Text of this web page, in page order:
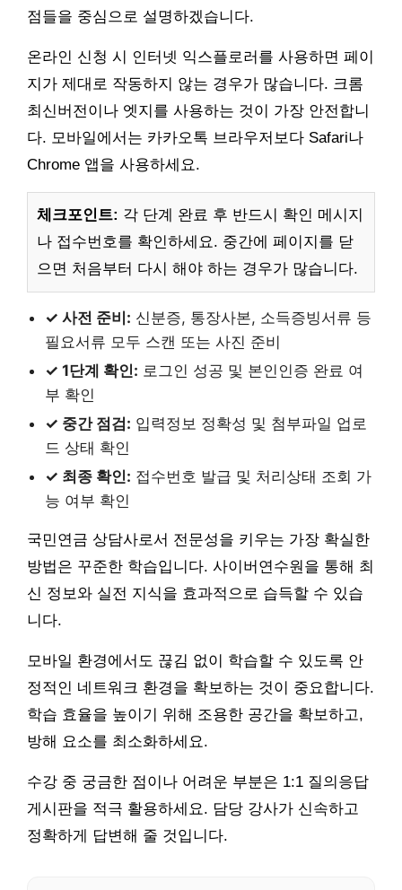
점들을 중심으로 설명하겠습니다.
온라인 신청 시 인터넷 익스플로러를 사용하면 페이
지가 제대로 작동하지 않는 경우가 많습니다. 크롬
최신버전이나 엣지를 사용하는 것이 가장 안전합니
다. 모바일에서는 카카오톡 브라우저보다 Safari나
Chrome 앱을 사용하세요.
체크포인트: 각 단계 완료 후 반드시 확인 메시지
나 접수번호를 확인하세요. 중간에 페이지를 닫
으면 처음부터 다시 해야 하는 경우가 많습니다.
✓ 사전 준비: 신분증, 통장사본, 소득증빙서류 등
필요서류 모두 스캔 또는 사진 준비
✓ 1단계 확인: 로그인 성공 및 본인인증 완료 여
부 확인
✓ 중간 점검: 입력정보 정확성 및 첨부파일 업로
드 상태 확인
✓ 최종 확인: 접수번호 발급 및 처리상태 조회 가
능 여부 확인
국민연금 상담사로서 전문성을 키우는 가장 확실한
방법은 꾸준한 학습입니다. 사이버연수원을 통해 최
신 정보와 실전 지식을 효과적으로 습득할 수 있습
니다.
모바일 환경에서도 끊김 없이 학습할 수 있도록 안
정적인 네트워크 환경을 확보하는 것이 중요합니다.
학습 효율을 높이기 위해 조용한 공간을 확보하고,
방해 요소를 최소화하세요.
수강 중 궁금한 점이나 어려운 부분은 1:1 질의응답
게시판을 적극 활용하세요. 담당 강사가 신속하고
정확하게 답변해 줄 것입니다.